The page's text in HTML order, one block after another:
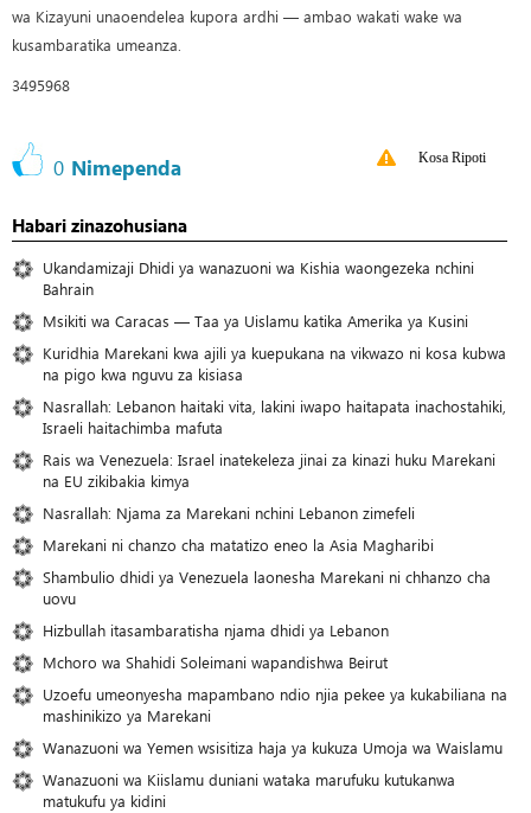
wa Kizayuni unaoendelea kupora ardhi — ambao wakati wake wa
kusambaratika umeanza.
3495968
0 Nimependa Kosa Ripoti
Habari zinazohusiana
Ukandamizaji Dhidi ya wanazuoni wa Kishia waongezeka nchini
Bahrain
Msikiti wa Caracas — Taa ya Uislamu katika Amerika ya Kusini
Kuridhia Marekani kwa ajili ya kuepukana na vikwazo ni kosa kubwa
na pigo kwa nguvu za kisiasa
Nasrallah: Lebanon haitaki vita, lakini iwapo haitapata inachostahiki,
Israeli haitachimba mafuta
Rais wa Venezuela: Israel inatekeleza jinai za kinazi huku Marekani
na EU zikibakia kimya
Nasrallah: Njama za Marekani nchini Lebanon zimefeli
Marekani ni chanzo cha matatizo eneo la Asia Magharibi
Shambulio dhidi ya Venezuela laonesha Marekani ni chhanzo cha
uovu
Hizbullah itasambaratisha njama dhidi ya Lebanon
Mchoro wa Shahidi Soleimani wapandishwa Beirut
Uzoefu umeonyesha mapambano ndio njia pekee ya kukabiliana na
mashinikizo ya Marekani
Wanazuoni wa Yemen wsisitiza haja ya kukuza Umoja wa Waislamu
Wanazuoni wa Kiislamu duniani wataka marufuku kutukanwa
matukufu ya kidini